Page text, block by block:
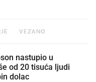
VEZANO
od 20 tisuća ljudi
dolac